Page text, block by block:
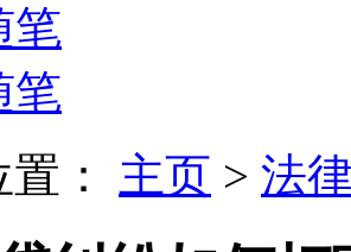
笔
笔
： 主页 > 法